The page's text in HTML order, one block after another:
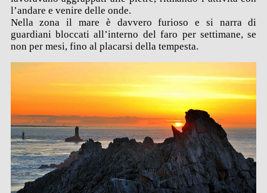
l’andare e venire delle onde.
Nella zona il mare è davvero furioso e si narra di
guardiani bloccati all’interno del faro per settimane, se
non per mesi, fino al placarsi della tempesta.